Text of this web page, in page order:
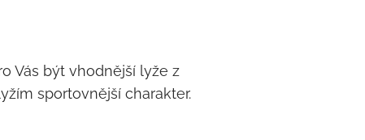
Vás být vhodnější lyže z
sportovnější charakter.